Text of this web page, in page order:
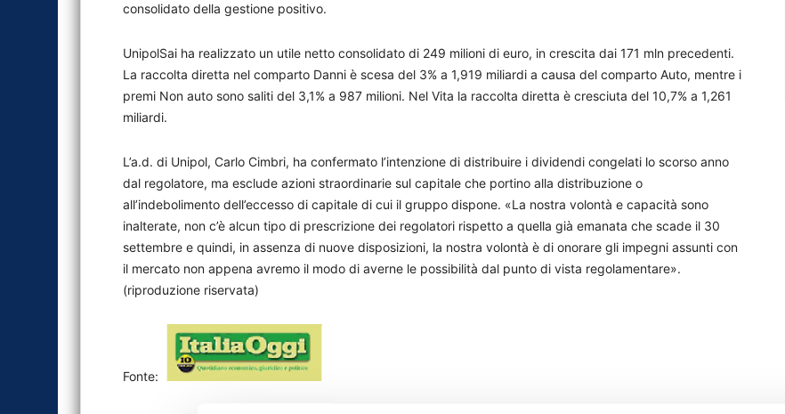
consolidato della gestione positivo.
UnipolSai ha realizzato un utile netto consolidato di 249 milioni di euro, in crescita dai 171 mln precedenti.
La raccolta diretta nel comparto Danni è scesa del 3% a 1,919 miliardi a causa del comparto Auto, mentre i
premi Non auto sono saliti del 3,1% a 987 milioni. Nel Vita la raccolta diretta è cresciuta del 10,7% a 1,261
miliardi.
L’a.d. di Unipol, Carlo Cimbri, ha confermato l’intenzione di distribuire i dividendi congelati lo scorso anno
dal regolatore, ma esclude azioni straordinarie sul capitale che portino alla distribuzione o
all’indebolimento dell’eccesso di capitale di cui il gruppo dispone. «La nostra volontà e capacità sono
inalterate, non c’è alcun tipo di prescrizione dei regolatori rispetto a quella già emanata che scade il 30
settembre e quindi, in assenza di nuove disposizioni, la nostra volontà è di onorare gli impegni assunti con
il mercato non appena avremo il modo di averne le possibilità dal punto di vista regolamentare».
(riproduzione riservata)
Fonte: